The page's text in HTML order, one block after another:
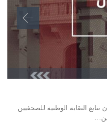
تتابع النقابة الوطنية للصحفيين